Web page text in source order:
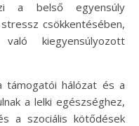
a belső egyensúly
csökkentésében,
kiegyensúlyozott
támogatói hálózat és a
a lelki egészséghez,
a szociális kötődések